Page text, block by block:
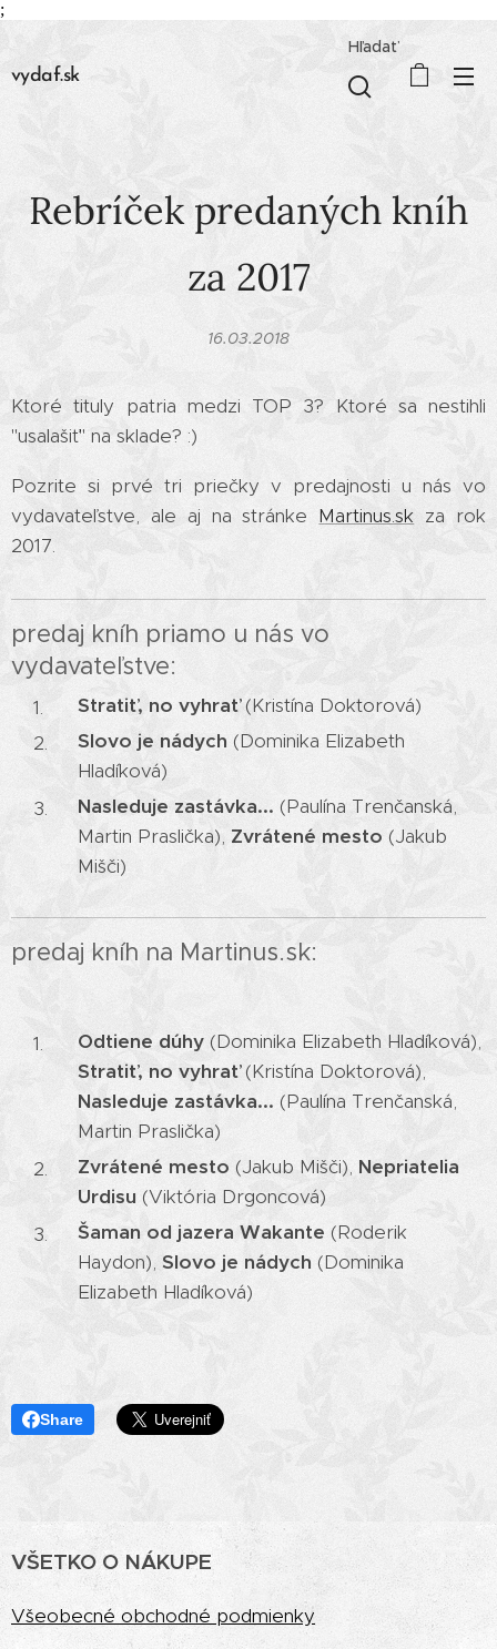
;
vydaf.sk
Hľadať
Rebríček predaných kníh
za 2017
16.03.2018
Ktoré tituly patria medzi TOP 3? Ktoré sa nestihli
"usalašiť" na sklade? :)
Pozrite si prvé tri priečky v predajnosti u nás vo
vydavateľstve, ale aj na stránke Martinus.sk za rok
2017.
predaj kníh priamo u nás vo
vydavateľstve:
Stratiť, no vyhrať(Kristína Doktorová)
Slovo je nádych (Dominika Elizabeth
Hladíková)
Nasleduje zastávka... (Paulína Trenčanská,
Martin Praslička), Zvrátené mesto (Jakub
Mišči)
predaj kníh na Martinus.sk:
Odtiene dúhy (Dominika Elizabeth Hladíková),
Stratiť, no vyhrať(Kristína Doktorová),
Nasleduje zastávka... (Paulína Trenčanská,
Martin Praslička)
Zvrátené mesto (Jakub Mišči), Nepriatelia
Urdisu (Viktória Drgoncová)
Šaman od jazera Wakante (Roderik
Haydon), Slovo je nádych (Dominika
Elizabeth Hladíková)
Share
VŠETKO O NÁKUPE
Všeobecné obchodné podmienky